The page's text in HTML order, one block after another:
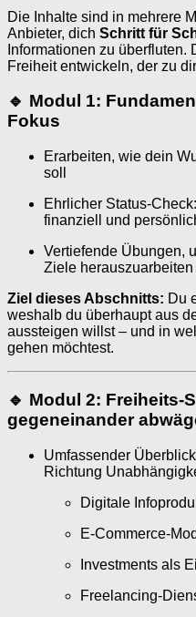
Die Inhalte sind in mehrere
Anbieter, dich Schritt für
Informationen zu
Freiheit entwickeln, der zu
🔹 Modul 1:
Fokus
Erarbeiten, wie dein
soll
Ehrlicher Status-
finanziell und
Vertiefende Übungen,
Ziele herauszuarbeiten
Ziel dieses Abschnitts: Du
weshalb du überhaupt aus
aussteigen willst – und in
gehen möchtest.
🔹 Modul 2: Freiheits-
gegeneinander
Umfassender
Richtung
Digitale
E-Commerce-
Investments als
Freelancing-